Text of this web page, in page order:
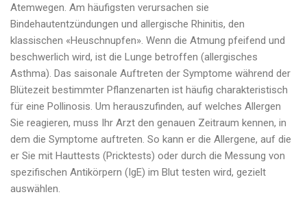
Atemwegen. Am häufigsten verursachen sie
Bindehautentzündungen und allergische Rhinitis, den
klassischen «Heuschnupfen». Wenn die Atmung pfeifend und
beschwerlich wird, ist die Lunge betroffen (allergisches
Asthma). Das saisonale Auftreten der Symptome während der
Blütezeit bestimmter Pflanzenarten ist häufig charakteristisch
für eine Pollinosis. Um herauszufinden, auf welches Allergen
Sie reagieren, muss Ihr Arzt den genauen Zeitraum kennen, in
dem die Symptome auftreten. So kann er die Allergene, auf die
er Sie mit Hauttests (Pricktests) oder durch die Messung von
spezifischen Antikörpern (IgE) im Blut testen wird, gezielt
auswählen.